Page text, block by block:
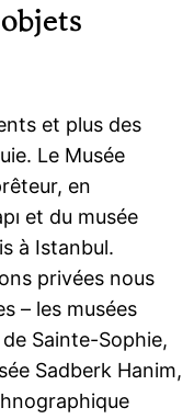
et plus des
Le Musée
en
et du musée
à Istanbul.
privées nous
– les musées
de Sainte-Sophie,
Sadberk Hanim,